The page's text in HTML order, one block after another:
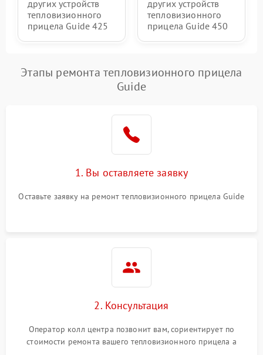
других устройств
тепловизионного
прицела Guide 425
других устройств
тепловизионного
прицела Guide 450
Этапы ремонта тепловизионного прицела
Guide
1. Вы оставляете заявку
Оставьте заявку на ремонт тепловизионного прицела Guide
2. Консультация
Оператор колл центра позвонит вам, сориентирует по
стоимости ремонта вашего тепловизионного прицела а